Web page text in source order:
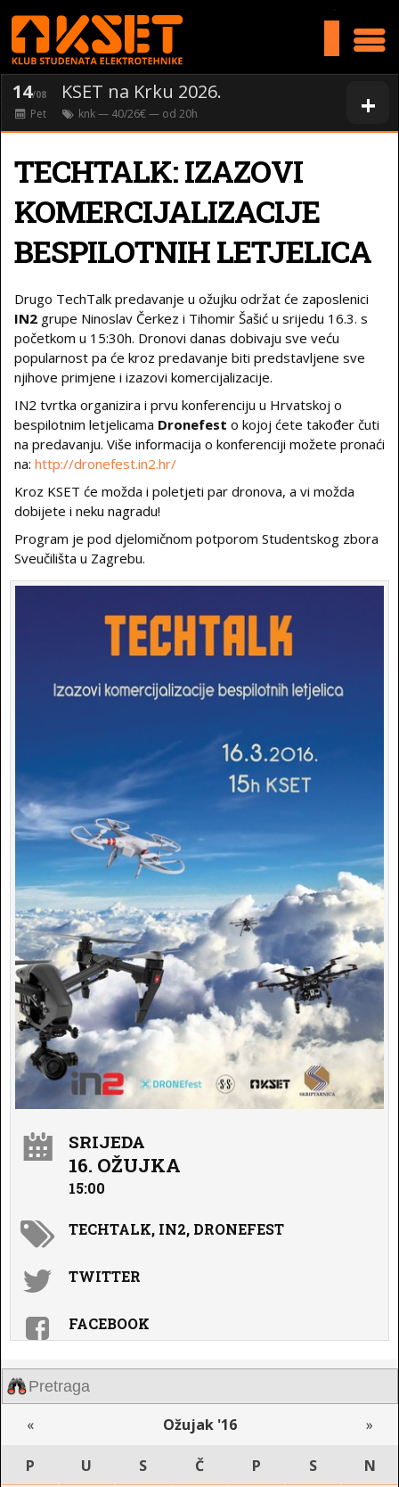
+
14/08 KSET na Krku 2026.
Pet knk— 40/26€ — od 20h
TECHTALK: IZAZOVI
KOMERCIJALIZACIJE
BESPILOTNIH LETJELICA
Drugo TechTalk predavanje u ožujku održat će zaposlenici
IN2 grupe Ninoslav Čerkez i Tihomir Šašić u srijedu 16.3. s
početkom u 15:30h. Dronovi danas dobivaju sve veću
popularnost pa će kroz predavanje biti predstavljene sve
njihove primjene i izazovi komercijalizacije.
IN2 tvrtka organizira i prvu konferenciju u Hrvatskoj o
bespilotnim letjelicama Dronefest o kojoj ćete također čuti
na predavanju. Više informacija o konferenciji možete pronaći
na: http://dronefest.in2.hr/
Kroz KSET će možda i poletjeti par dronova, a vi možda
dobijete i neku nagradu!
Program je pod djelomičnom potporom Studentskog zbora
Sveučilišta u Zagrebu.
SRIJEDA
16. OŽUJKA
15:00
TECHTALK, IN2, DRONEFEST
TWITTER
FACEBOOK
« Ožujak '16 »
P U S Č P S N